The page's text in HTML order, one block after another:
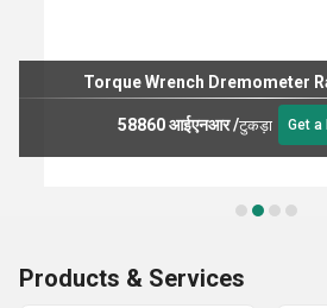
Torque Wrench Dremometer
58860 आईएनआर/टुकड़ा Get a
Products & Services